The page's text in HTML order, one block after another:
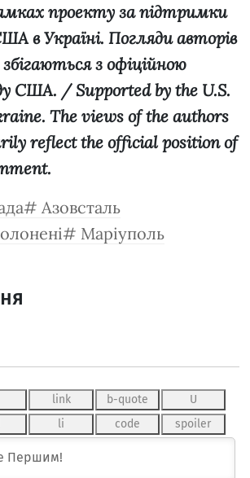
проекту за підтримки
в Україні. Погляди авторів
збігаються з офіційною
США. / Supported by the U.S.
The views of the authors
reflect the official position of
Азовсталь
Маріуполь